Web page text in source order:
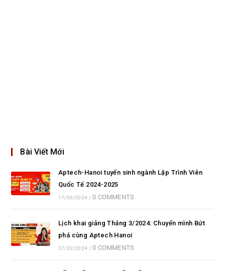
Bài Viết Mới
Aptech-Hanoi tuyển sinh ngành Lập Trình Viên
Quốc Tế 2024-2025
17/06/2024 / 0 COMMENTS
Lịch khai giảng Tháng 3/2024: Chuyển mình Bứt
phá cùng Aptech Hanoi
27/02/2024 / 0 COMMENTS